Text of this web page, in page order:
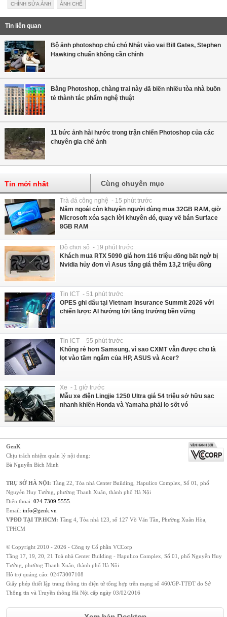
CHỈNH SỬA ẢNH ẢNH CHẾ
Tin liên quan
Bộ ảnh photoshop chú chó Nhật vào vai Bill Gates, Stephen
Hawking chuẩn không cần chỉnh
Bằng Photoshop, chàng trai này đã biến nhiều tòa nhà buồn
tẻ thành tác phẩm nghệ thuật
11 bức ảnh hài hước trong trận chiến Photoshop của các
chuyên gia chế ảnh
Tin mới nhất Cùng chuyên mục
Trà đá công nghệ - 15 phút trước
Năm ngoái còn khuyên người dùng mua 32GB RAM, giờ
Microsoft xóa sạch lời khuyên đó, quay về bán Surface
8GB RAM
Đồ chơi số - 19 phút trước
Khách mua RTX 5090 giá hơn 116 triệu đồng bất ngờ bị
Nvidia hủy đơn vì Asus tăng giá thêm 13,2 triệu đồng
Tin ICT - 51 phút trước
OPES ghi dấu tại Vietnam Insurance Summit 2026 với
chiến lược AI hướng tới tăng trưởng bền vững
Tin ICT - 55 phút trước
Không rẻ hơn Samsung, vì sao CXMT vẫn được cho là
lọt vào tầm ngắm của HP, ASUS và Acer?
Xe - 1 giờ trước
Mẫu xe điện Lingjie 1250 Ultra giá 54 triệu sở hữu sạc
nhanh khiến Honda và Yamaha phải lo sốt vó
GenK
Chịu trách nhiệm quản lý nội dung:
Bà Nguyễn Bích Minh
TRỤ SỞ HÀ NỘI: Tầng 22, Tòa nhà Center Building, Hapulico Complex, Số 01, phố
Nguyễn Huy Tưởng, phường Thanh Xuân, thành phố Hà Nội
Điện thoại: 024 7309 5555
Email: info@genk.vn
VPĐD TẠI TP.HCM: Tầng 4, Tòa nhà 123, số 127 Võ Văn Tần, Phường Xuân Hòa,
TPHCM
© Copyright 2010 - 2026 - Công ty Cổ phần VCCorp
Tầng 17, 19, 20, 21 Toà nhà Center Building - Hapulico Complex, Số 01, phố Nguyễn Huy
Tưởng, phường Thanh Xuân, thành phố Hà Nội
Hỗ trợ quảng cáo: 02473007108
Giấy phép thiết lập trang thông tin điện tử tổng hợp trên mạng số 460/GP-TTĐT do Sở
Thông tin và Truyền thông Hà Nội cấp ngày 03/02/2016